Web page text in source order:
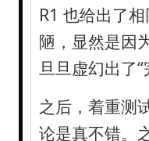
R1 也给出了
陋，显然是因
旦旦虚幻出了
之后，着重测
论是真不错。